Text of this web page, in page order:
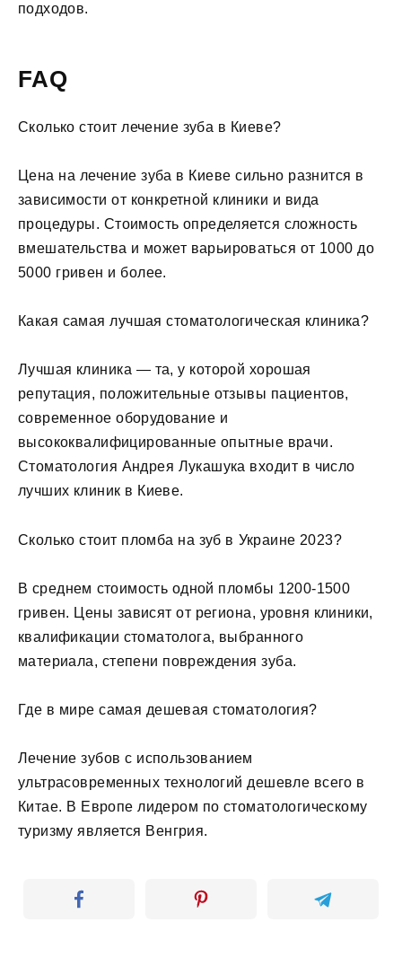
подходов.
FAQ
Сколько стоит лечение зуба в Киеве?
Цена на лечение зуба в Киеве сильно разнится в
зависимости от конкретной клиники и вида
процедуры. Стоимость определяется сложность
вмешательства и может варьироваться от 1000 до
5000 гривен и более.
Какая самая лучшая стоматологическая клиника?
Лучшая клиника — та, у которой хорошая
репутация, положительные отзывы пациентов,
современное оборудование и
высококвалифицированные опытные врачи.
Стоматология Андрея Лукашука входит в число
лучших клиник в Киеве.
Сколько стоит пломба на зуб в Украине 2023?
В среднем стоимость одной пломбы 1200-1500
гривен. Цены зависят от региона, уровня клиники,
квалификации стоматолога, выбранного
материала, степени повреждения зуба.
Где в мире самая дешевая стоматология?
Лечение зубов с использованием
ультрасовременных технологий дешевле всего в
Китае. В Европе лидером по стоматологическому
туризму является Венгрия.